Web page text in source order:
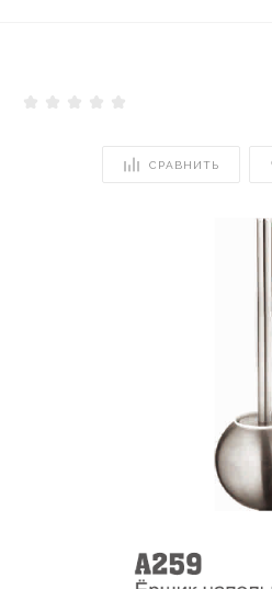
СРАВНИТЬ